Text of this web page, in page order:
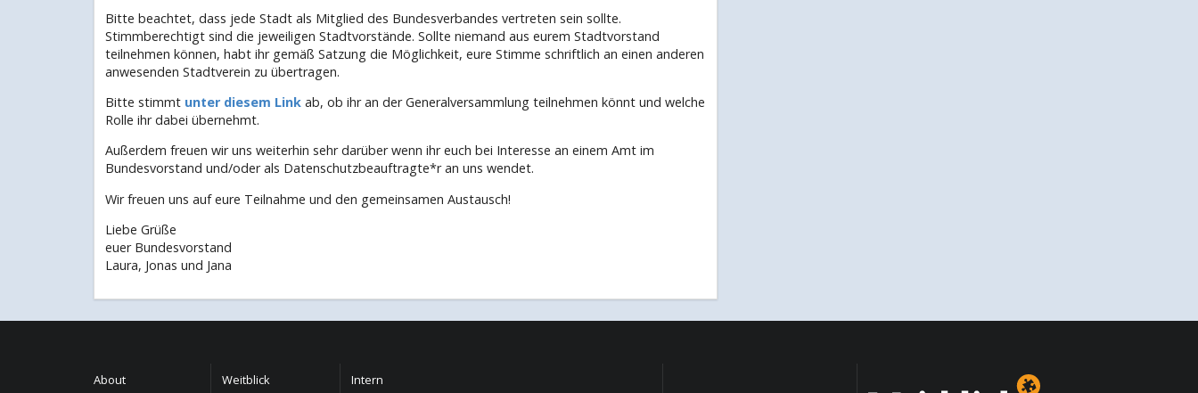
Bitte beachtet, dass jede Stadt als Mitglied des Bundesverbandes vertreten sein sollte.
Stimmberechtigt sind die jeweiligen Stadtvorstände. Sollte niemand aus eurem Stadtvorstand
teilnehmen können, habt ihr gemäß Satzung die Möglichkeit, eure Stimme schriftlich an einen anderen
anwesenden Stadtverein zu übertragen.
Bitte stimmt unter diesem Linkab, ob ihr an der Generalversammlung teilnehmen könnt und welche
Rolle ihr dabei übernehmt.
Außerdem freuen wir uns weiterhin sehr darüber wenn ihr euch bei Interesse an einem Amt im
Bundesvorstand und/oder als Datenschutzbeauftragte*r an uns wendet.
Wir freuen uns auf eure Teilnahme und den gemeinsamen Austausch!
Liebe Grüße
euer Bundesvorstand
Laura, Jonas und Jana
About Weitblick Intern